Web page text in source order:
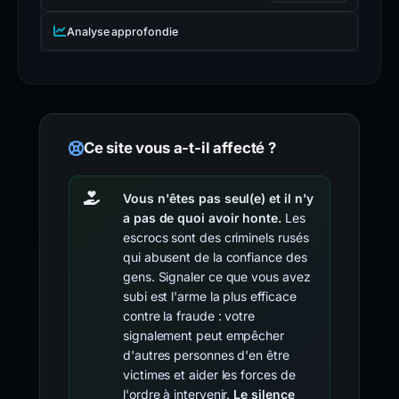
Analyse approfondie
Ce site vous a-t-il affecté ?
Vous n'êtes pas seul(e) et il n'y
a pas de quoi avoir honte.Les
escrocs sont des criminels rusés
qui abusent de la confiance des
gens. Signaler ce que vous avez
subi est l'arme la plus efficace
contre la fraude : votre
signalement peut empêcher
d'autres personnes d'en être
victimes et aider les forces de
l'ordre à intervenir. Le silence